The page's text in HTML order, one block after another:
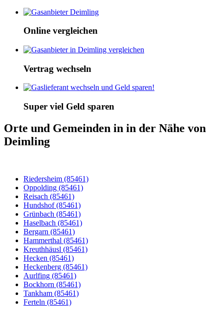
Online vergleichen
Vertrag wechseln
Super viel Geld sparen
Orte und Gemeinden in in der Nähe von
Deimling
Riedersheim (85461)
Oppolding (85461)
Reisach (85461)
Hundshof (85461)
Grünbach (85461)
Haselbach (85461)
Bergarn (85461)
Hammerthal (85461)
Kreuthhäusl (85461)
Hecken (85461)
Heckenberg (85461)
Aurlfing (85461)
Bockhorn (85461)
Tankham (85461)
Ferteln (85461)